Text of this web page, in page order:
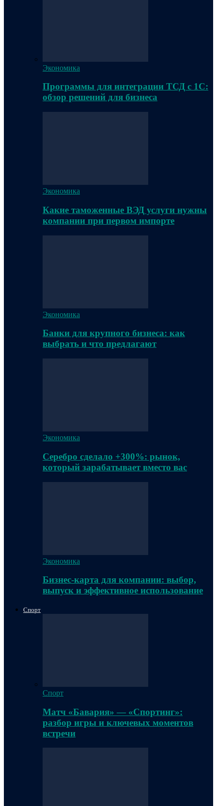
Экономика
Программы для интеграции ТСД с 1С:
обзор решений для бизнеса
Экономика
Какие таможенные ВЭД услуги нужны
компании при первом импорте
Экономика
Банки для крупного бизнеса: как
выбрать и что предлагают
Экономика
Серебро сделало +300%: рынок,
который зарабатывает вместо вас
Экономика
Бизнес-карта для компании: выбор,
выпуск и эффективное использование
Спорт
Спорт
Матч «Бавария» — «Спортинг»:
разбор игры и ключевых моментов
встречи